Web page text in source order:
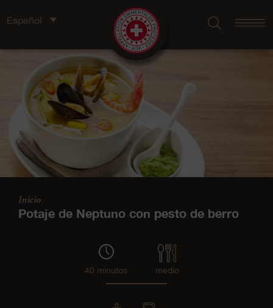
Español
Inicio
Potaje de Neptuno con pesto de berro
40 minutos medio